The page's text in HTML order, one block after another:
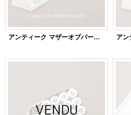
アンティーク マザーオブパール製 極小 ボタン 6mm 12ピース シェルボタン パウダーグリーン